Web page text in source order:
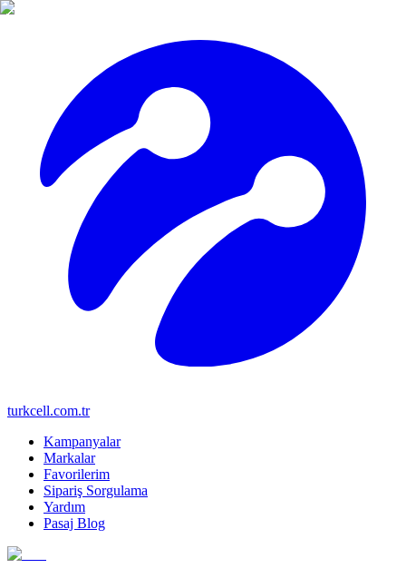
turkcell.com.tr
Kampanyalar
Markalar
Favorilerim
Sipariş Sorgulama
Yardım
Pasaj Blog